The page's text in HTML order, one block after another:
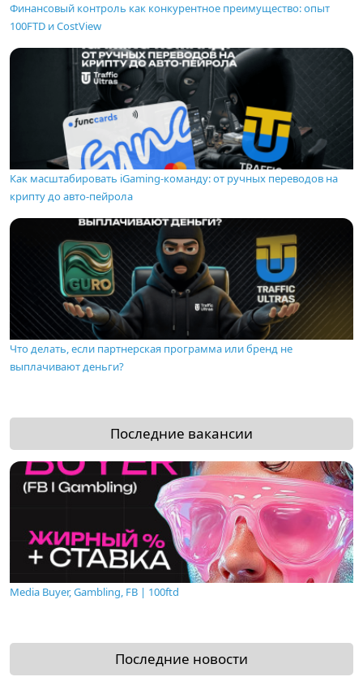
Финансовый контроль как конкурентное преимущество: опыт
100FTD и CostView
Как масштабировать iGaming-команду: от ручных переводов на
крипту до авто-пейрола
Что делать, если партнерская программа или бренд не
выплачивают деньги?
Последние вакансии
Media Buyer, Gambling, FB | 100ftd
Последние новости